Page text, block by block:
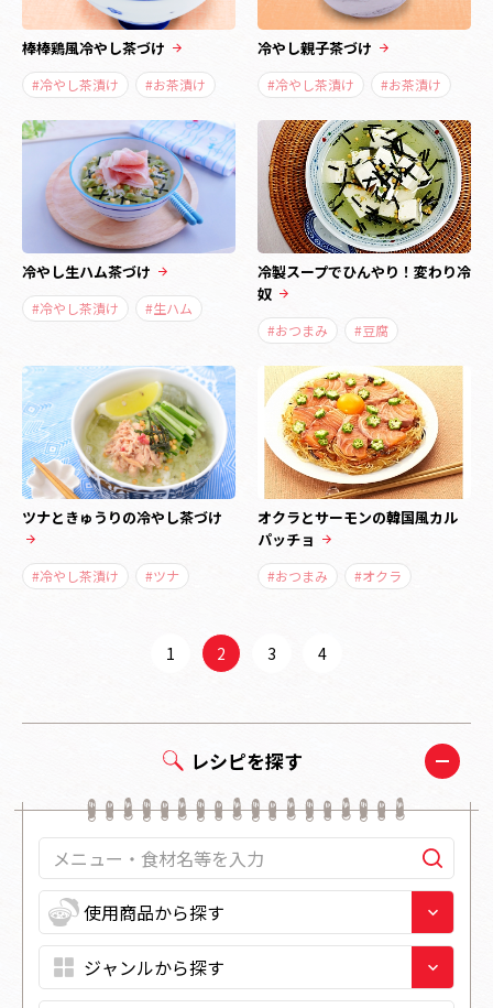
棒棒鶏風冷やし茶づけ
#冷やし茶漬け #お茶漬け
冷やし親子茶づけ
#冷やし茶漬け #お茶漬け
冷やし生ハム茶づけ
#冷やし茶漬け #生ハム
冷製スープでひんやり！変わり冷
奴
#おつまみ #豆腐
ツナときゅうりの冷やし茶づけ
#冷やし茶漬け #ツナ
オクラとサーモンの韓国風カル
パッチョ
#おつまみ #オクラ
1 2 3 4
レシピを探す